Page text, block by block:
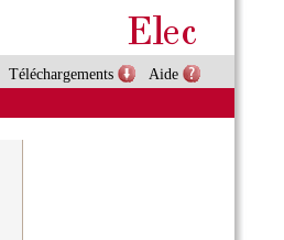
Aide
Téléchargements